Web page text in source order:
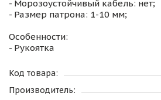
- Морозоустойчивый кабель: нет;
- Размер патрона: 1-10 мм;
Особенности:
- Рукоятка
Код товара:
Производитель: